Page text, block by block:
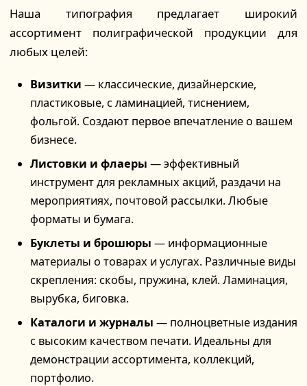
Наша типография предлагает широкий
ассортимент полиграфической продукции для
любых целей:
Визитки — классические, дизайнерские,
пластиковые, с ламинацией, тиснением,
фольгой. Создают первое впечатление о вашем
бизнесе.
Листовки и флаеры — эффективный
инструмент для рекламных акций, раздачи на
мероприятиях, почтовой рассылки. Любые
форматы и бумага.
Буклеты и брошюры — информационные
материалы о товарах и услугах. Различные виды
скрепления: скобы, пружина, клей. Ламинация,
вырубка, биговка.
Каталоги и журналы — полноцветные издания
с высоким качеством печати. Идеальны для
демонстрации ассортимента, коллекций,
портфолио.